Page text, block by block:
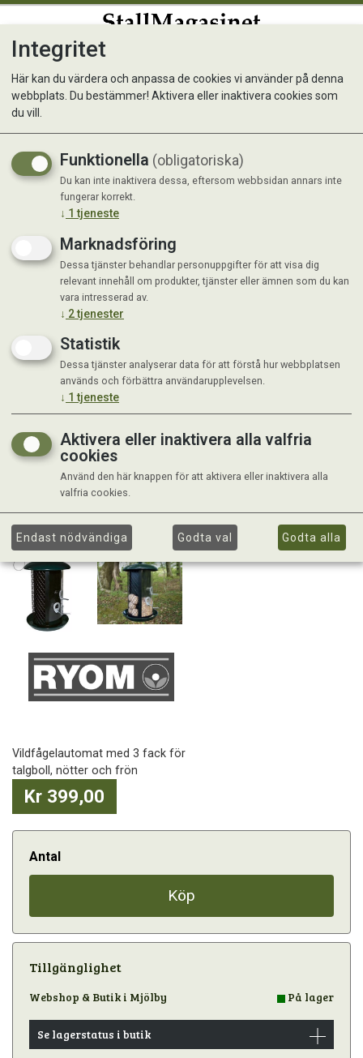
Fågelmatare Kombi
Talgboll/Nötter/Frö
Vildfågelautomat med 3 fack för
talgboll, nötter och frön
Kr 399,00
Antal
Köp
Tillgänglighet
Webshop & Butik i Mjölby På lager
Se lagerstatus i butik
Integritet
Här kan du värdera och anpassa de cookies vi använder på denna
webbplats. Du bestämmer! Aktivera eller inaktivera cookies som
du vill.
Funktionella (obligatoriska)
Du kan inte inaktivera dessa, eftersom webbsidan annars inte
fungerar korrekt.
↓ 1 tjeneste
Marknadsföring
Dessa tjänster behandlar personuppgifter för att visa dig
relevant innehåll om produkter, tjänster eller ämnen som du kan
vara intresserad av.
↓ 2tjenester
Statistik
Dessa tjänster analyserar data för att förstå hur webbplatsen
används och förbättra användarupplevelsen.
↓ 1 tjeneste
Aktivera eller inaktivera alla valfria
cookies
Använd den här knappen för att aktivera eller inaktivera alla
valfria cookies.
Endast nödvändiga Godta val Godta alla